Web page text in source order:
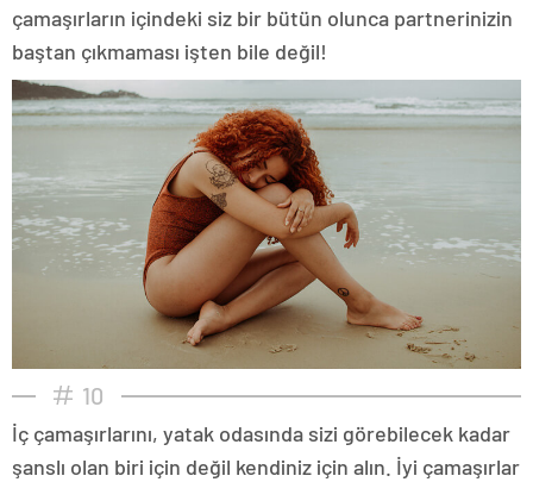
çamaşırların içindeki siz bir bütün olunca partnerinizin
baştan çıkmaması işten bile değil!
10
İç çamaşırlarını, yatak odasında sizi görebilecek kadar
şanslı olan biri için değil kendiniz için alın. İyi çamaşırlar